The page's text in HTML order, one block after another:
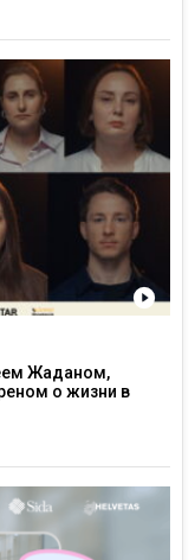
Жаданом,
о жизни в